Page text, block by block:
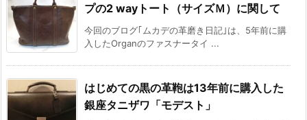
プの2 wayトート（サイズＭ）に関して
今回のブログ｢ムカデの革磨き日記｣は、5年前に購
入したOrganのファスナータイ ...
はじめての黒の革鞄は13年前に購入した
銀座タニザワ「モデスト」